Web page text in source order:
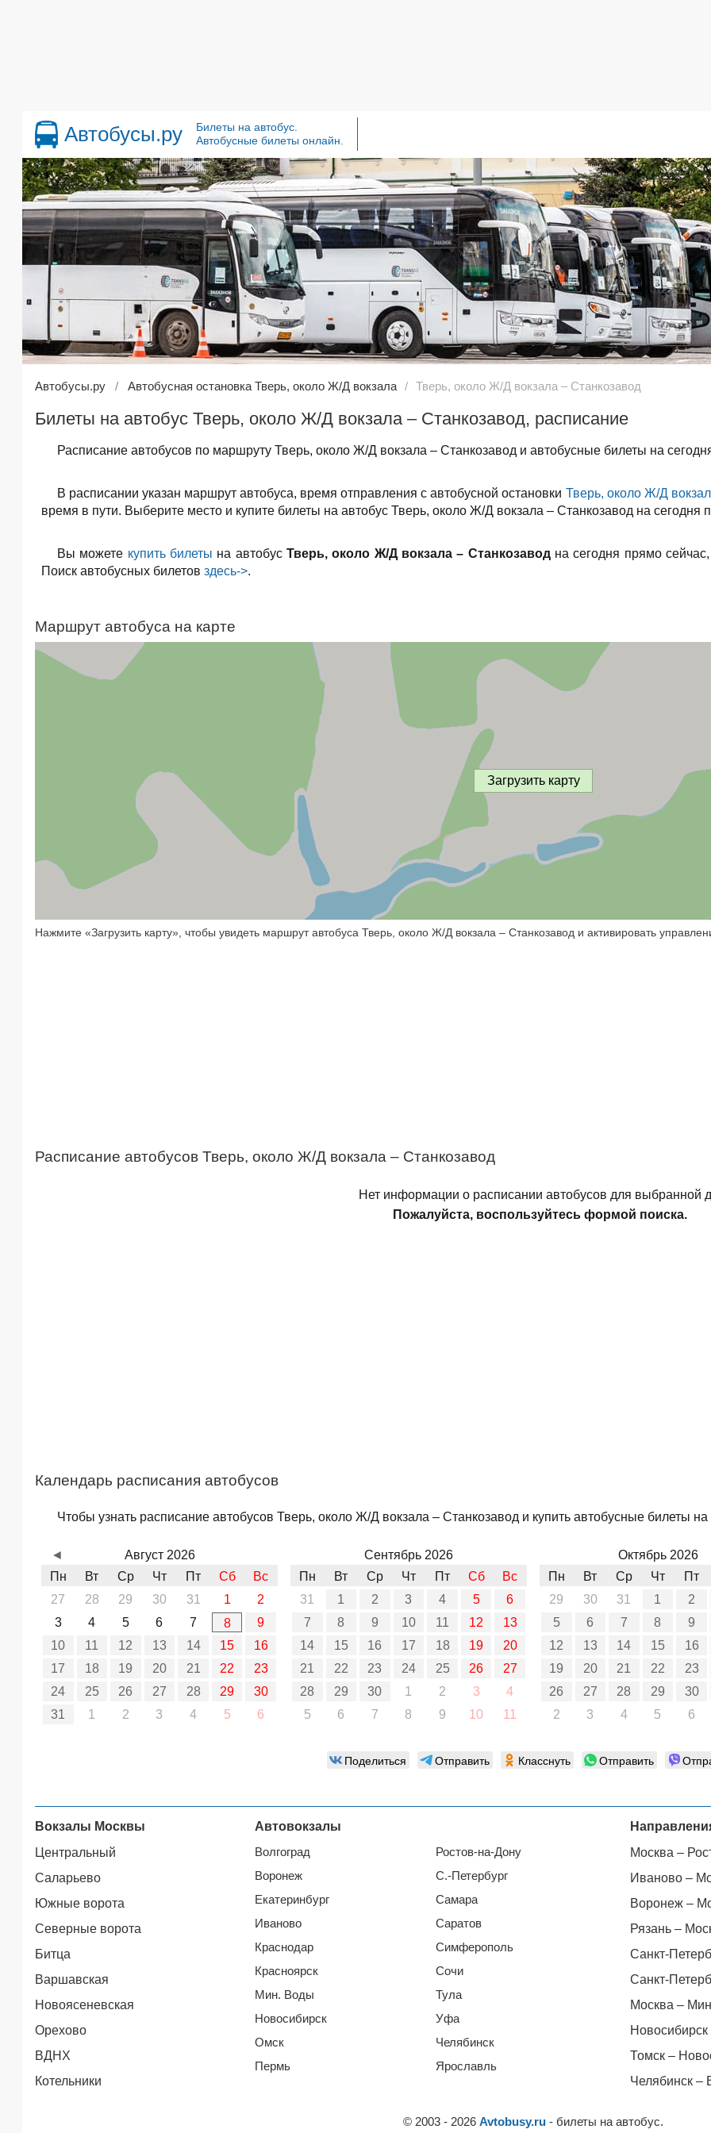
Автобусы.ру
Билеты на автобус.
Автобусные билеты онлайн.
Автобусы.ру Автобусная остановка Тверь, около Ж/Д вокзала Тверь, около Ж/Д вокзала – Станкозавод
Билеты на автобус Тверь, около Ж/Д вокзала – Станкозавод, расписание
Расписание автобусов по маршруту Тверь, около Ж/Д вокзала – Станкозавод и автобусные билеты на
В расписании указан маршрут автобуса, время отправления с автобусной остановки Тверь, около Ж/Д
время в пути. Выберите место и купите билеты на автобус Тверь, около Ж/Д вокзала – Станкозавод на сегодня
Вы можете купить билеты на автобусТверь, около Ж/Д вокзала – Станкозаводна сегодня прямо
Поиск автобусных билетов здесь->.
Маршрут автобуса на карте
Загрузить карту
Нажмите «Загрузить карту», чтобы увидеть маршрут автобуса Тверь, около Ж/Д вокзала – Станкозавод и активировать
Расписание автобусов Тверь, около Ж/Д вокзала – Станкозавод
Нет информации о расписании автобусов для выбранной
Пожалуйста, воспользуйтесь формой поиска.
Календарь расписания автобусов
Чтобы узнать расписание автобусов Тверь, около Ж/Д вокзала – Станкозавод и купить автобусные билеты
Август 2026
Пн
Вт Ср Чт Пт Сб
Вс
27
28 29 30 31 1
2
3
4 5 6 7 8
9
10
11 12 13 14 15
16
17
18 19 20 21 22
23
24
25 26 27 28 29
30
31
1 2 3 4 5 6
Сентябрь 2026
Пн
Вт Ср Чт Пт Сб
Вс
31
1 2 3 4 5
6
7
8 9 10 11 12
13
14
15 16 17 18 19
20
21
22 23 24 25 26
27
28
29 30 1 2 3
4
5
6 7 8 9 10 11
Октябрь 2026
Пн
Вт Ср Чт
Пт
29
30 31 1
2
5
6 7 8
9
12
13 14 15
16
19
20 21 22
23
26
27 28 29
30
2
3 4 5 6
◄
Поделиться Отправить Класснуть Отправить
Вокзалы Москвы
Центральный
Саларьево
Южные ворота
Северные ворота
Битца
Варшавская
Новоясеневская
Орехово
ВДНХ
Котельники
Автовокзалы
Волгоград
Воронеж
Екатеринбург
Иваново
Краснодар
Красноярск
Мин. Воды
Новосибирск
Омск
Пермь
Ростов-на-Дону
С.-Петербург
Самара
Саратов
Симферополь
Сочи
Тула
Уфа
Челябинск
Ярославль
Москва –
Иваново –
Воронеж –
Рязань –
Санкт-
Санкт-
Москва –
Томск –
Челябинск –
© 2003 - 2026 Avtobusy.ru - билеты на автобус.